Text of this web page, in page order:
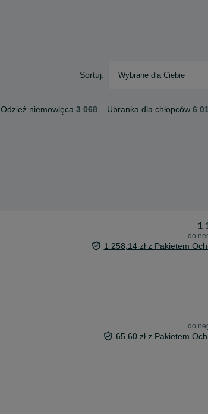
Sortuj: Wybrane dla Ciebie
Odzież niemowlęca 3 068 Ubranka dla chłopców 6
1
do
1 258,14 zł z Pakietem
do
65,60 zł z Pakietem